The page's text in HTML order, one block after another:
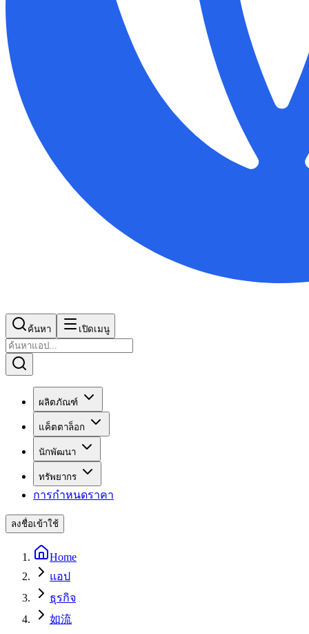
ค้นหา เปิดเมนู
ผลิตภัณฑ์
แค็ตตาล็อก
นักพัฒนา
ทรัพยากร
การกำหนดราคา
ลงชื่อเข้าใช้
Home
แอป
ธุรกิจ
如流